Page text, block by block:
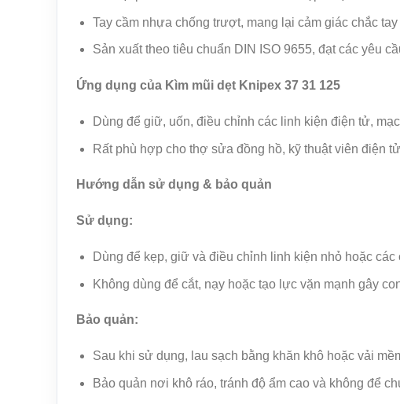
Tay cầm nhựa chống trượt, mang lại cảm giác chắc tay
Sản xuất theo tiêu chuẩn DIN ISO 9655, đạt các yêu
Ứng dụng của Kìm mũi dẹt Knipex 37 31 125
Dùng để giữ, uốn, điều chỉnh các linh kiện điện tử,
Rất phù hợp cho thợ sửa đồng hồ, kỹ thuật viên điện
Hướng dẫn sử dụng & bảo quản
Sử dụng:
Dùng để kẹp, giữ và điều chỉnh linh kiện nhỏ hoặc các
Không dùng để cắt, nạy hoặc tạo lực vặn mạnh gây
Bảo quản:
Sau khi sử dụng, lau sạch bằng khăn khô hoặc vải
Bảo quản nơi khô ráo, tránh độ ẩm cao và không để